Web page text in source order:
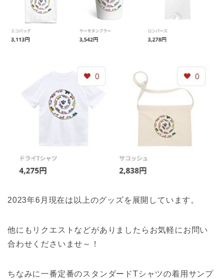
2023年6月現在は以上のグッズを展開しています。
他にもリクエストなどがありましたらお気軽にお問い
合わせくださいませ～！
ちなみに一番定番のスタンダードTシャツの着用サンプ